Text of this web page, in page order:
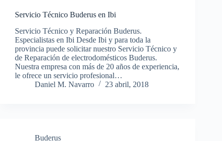
Servicio Técnico Buderus en Ibi
Servicio Técnico y Reparación Buderus.
Especialistas en Ibi Desde Ibi y para toda la
provincia puede solicitar nuestro Servicio Técnico y
de Reparación de electrodomésticos Buderus.
Nuestra empresa con más de 20 años de experiencia,
le ofrece un servicio profesional…
Daniel M. Navarro
23 abril, 2018
Buderus